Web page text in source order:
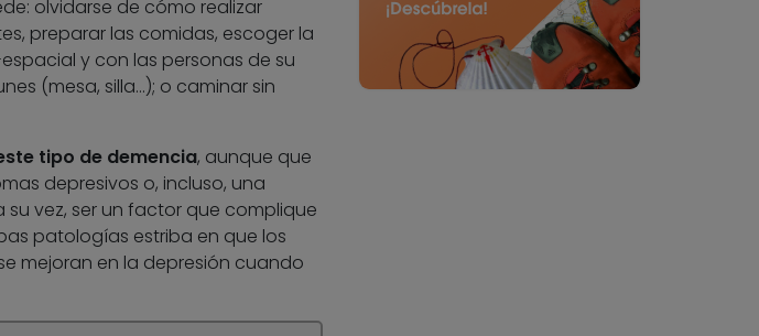
olvidarse de cómo realizar
preparar las comidas, escoger la
y con las personas de su
(mesa, silla…); o caminar sin
tipo de demencia, aunque que
depresivos o, incluso, una
su vez, ser un factor que complique
patologías estriba en que los
mejoran en la depresión cuando